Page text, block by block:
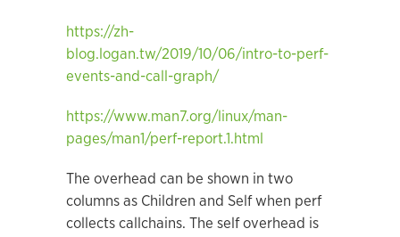
https://zh-
blog.logan.tw/2019/10/06/intro-to-perf-
events-and-call-graph/
https://www.man7.org/linux/man-
pages/man1/perf-report.1.html
The overhead can be shown in two
columns as Children and Self when perf
collects callchains. The self overhead is